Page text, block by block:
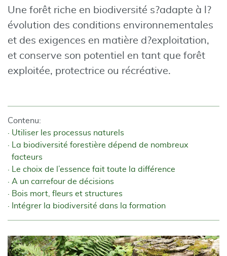
Une forêt riche en biodiversité s?adapte à l?
évolution des conditions environnementales
et des exigences en matière d?exploitation,
et conserve son potentiel en tant que forêt
exploitée, protectrice ou récréative.
Contenu:
Utiliser les processus naturels
La biodiversité forestière dépend de nombreux
facteurs
Le choix de l’essence fait toute la différence
A un carrefour de décisions
Bois mort, fleurs et structures
Intégrer la biodiversité dans la formation